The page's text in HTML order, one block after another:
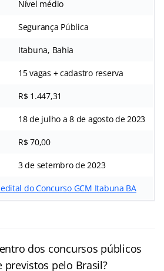
Nível médio
Segurança Pública
Itabuna, Bahia
15 vagas + cadastro reserva
R$ 1.447,31
18 de julho a 8 de agosto de 2023
R$ 70,00
3 de setembro de 2023
do Concurso GCM Itabuna BA
dos concursos públicos
previstos pelo Brasil?